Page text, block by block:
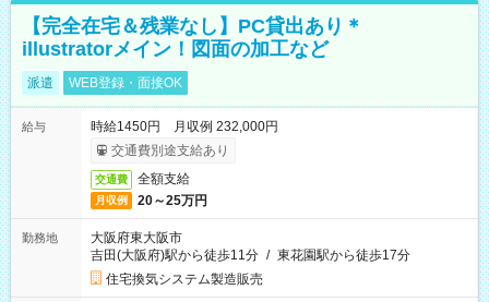
【完全在宅＆残業なし】PC貸出あり＊
illustratorメイン！図面の加工など
派遣 WEB登録・面接OK
給与
時給1450円 月収例 232,000円
交通費別途支給あり
交通費 全額支給
月収例 20～25万円
勤務地
大阪府東大阪市
吉田(大阪府)駅から徒歩11分 / 東花園駅から徒歩17分
住宅換気システム製造販売